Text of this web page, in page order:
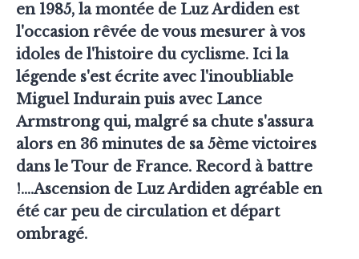
en 1985, la montée de Luz Ardiden est
l'occasion rêvée de vous mesurer à vos
idoles de l'histoire du cyclisme. Ici la
légende s'est écrite avec l'inoubliable
Miguel Indurain puis avec Lance
Armstrong qui, malgré sa chute s'assura
alors en 36 minutes de sa 5ème victoires
dans le Tour de France. Record à battre
!....Ascension de Luz Ardiden agréable en
été car peu de circulation et départ
ombragé.